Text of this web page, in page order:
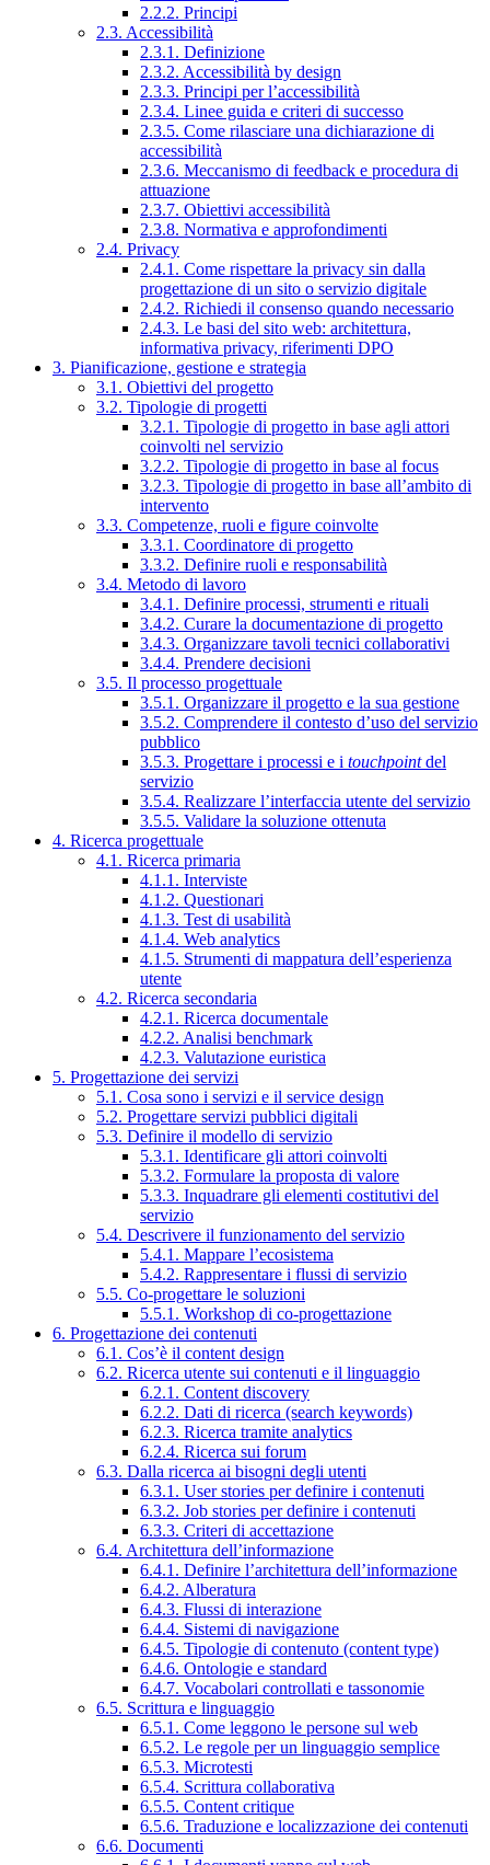
2.2.2. Principi
2.3. Accessibilità
2.3.1. Definizione
2.3.2. Accessibilità by design
2.3.3. Principi per l’accessibilità
2.3.4. Linee guida e criteri di successo
2.3.5. Come rilasciare una dichiarazione di
accessibilità
2.3.6. Meccanismo di feedback e procedura di
attuazione
2.3.7. Obiettivi accessibilità
2.3.8. Normativa e approfondimenti
2.4. Privacy
2.4.1. Come rispettare la privacy sin dalla
progettazione di un sito o servizio digitale
2.4.2. Richiedi il consenso quando necessario
2.4.3. Le basi del sito web: architettura,
informativa privacy, riferimenti DPO
3. Pianificazione, gestione e strategia
3.1. Obiettivi del progetto
3.2. Tipologie di progetti
3.2.1. Tipologie di progetto in base agli attori
coinvolti nel servizio
3.2.2. Tipologie di progetto in base al focus
3.2.3. Tipologie di progetto in base all’ambito di
intervento
3.3. Competenze, ruoli e figure coinvolte
3.3.1. Coordinatore di progetto
3.3.2. Definire ruoli e responsabilità
3.4. Metodo di lavoro
3.4.1. Definire processi, strumenti e rituali
3.4.2. Curare la documentazione di progetto
3.4.3. Organizzare tavoli tecnici collaborativi
3.4.4. Prendere decisioni
3.5. Il processo progettuale
3.5.1. Organizzare il progetto e la sua gestione
3.5.2. Comprendere il contesto d’uso del servizio
pubblico
3.5.3. Progettare i processi e i touchpointdel
servizio
3.5.4. Realizzare l’interfaccia utente del servizio
3.5.5. Validare la soluzione ottenuta
4. Ricerca progettuale
4.1. Ricerca primaria
4.1.1. Interviste
4.1.2. Questionari
4.1.3. Test di usabilità
4.1.4. Web analytics
4.1.5. Strumenti di mappatura dell’esperienza
utente
4.2. Ricerca secondaria
4.2.1. Ricerca documentale
4.2.2. Analisi benchmark
4.2.3. Valutazione euristica
5. Progettazione dei servizi
5.1. Cosa sono i servizi e il service design
5.2. Progettare servizi pubblici digitali
5.3. Definire il modello di servizio
5.3.1. Identificare gli attori coinvolti
5.3.2. Formulare la proposta di valore
5.3.3. Inquadrare gli elementi costitutivi del
servizio
5.4. Descrivere il funzionamento del servizio
5.4.1. Mappare l’ecosistema
5.4.2. Rappresentare i flussi di servizio
5.5. Co-progettare le soluzioni
5.5.1. Workshop di co-progettazione
6. Progettazione dei contenuti
6.1. Cos’è il content design
6.2. Ricerca utente sui contenuti e il linguaggio
6.2.1. Content discovery
6.2.2. Dati di ricerca (search keywords)
6.2.3. Ricerca tramite analytics
6.2.4. Ricerca sui forum
6.3. Dalla ricerca ai bisogni degli utenti
6.3.1. User stories per definire i contenuti
6.3.2. Job stories per definire i contenuti
6.3.3. Criteri di accettazione
6.4. Architettura dell’informazione
6.4.1. Definire l’architettura dell’informazione
6.4.2. Alberatura
6.4.3. Flussi di interazione
6.4.4. Sistemi di navigazione
6.4.5. Tipologie di contenuto (content type)
6.4.6. Ontologie e standard
6.4.7. Vocabolari controllati e tassonomie
6.5. Scrittura e linguaggio
6.5.1. Come leggono le persone sul web
6.5.2. Le regole per un linguaggio semplice
6.5.3. Microtesti
6.5.4. Scrittura collaborativa
6.5.5. Content critique
6.5.6. Traduzione e localizzazione dei contenuti
6.6. Documenti